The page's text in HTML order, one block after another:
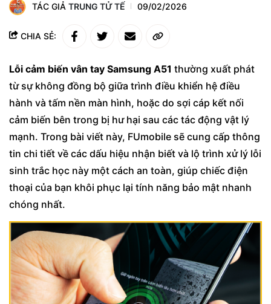
TÁC GIẢ TRUNG TỬ TẾ 09/02/2026
CHIA SẺ:
Lỗi cảm biến vân tay Samsung A51 thường xuất phát
từ sự không đồng bộ giữa trình điều khiển hệ điều
hành và tấm nền màn hình, hoặc do sợi cáp kết nối
cảm biến bên trong bị hư hại sau các tác động vật lý
mạnh. Trong bài viết này, FUmobile sẽ cung cấp thông
tin chi tiết về các dấu hiệu nhận biết và lộ trình xử lý lỗi
sinh trắc học này một cách an toàn, giúp chiếc điện
thoại của bạn khôi phục lại tính năng bảo mật nhanh
chóng nhất.